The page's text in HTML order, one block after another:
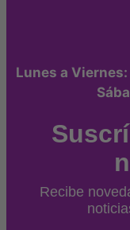
Lunes a Viernes:
Recibe